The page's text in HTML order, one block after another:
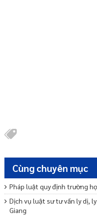
Cùng chuyên mục
Pháp luật quy định trường
Dịch vụ luật sư tư vấn ly dị,
Giang